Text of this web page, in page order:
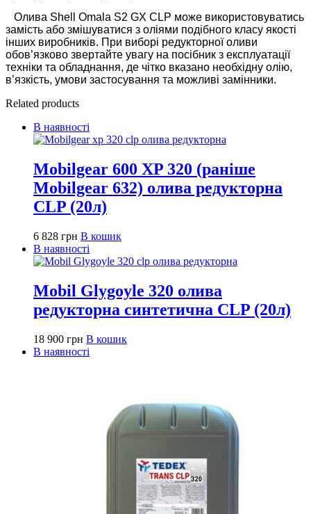
Олива Shell Omala S2 GX CLP може використовуватись
замість або змішуватися з оліями подібного класу якості
інших виробників. При виборі редукторної оливи
обов’язково звертайте увагу на посібник з експлуатації
техніки та обладнання, де чітко вказано необхідну олію,
в’язкість, умови застосування та можливі замінники.
Related products
В наявності
Mobilgear 600 XP 320 (раніше
Mobilgear 632) олива редукторна
CLP (20л)
6 828 грн В кошик
В наявності
Mobil Glygoyle 320 олива
редукторна синтетична CLP (20л)
18 900 грн В кошик
В наявності